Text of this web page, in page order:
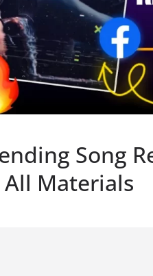
Song
Materials